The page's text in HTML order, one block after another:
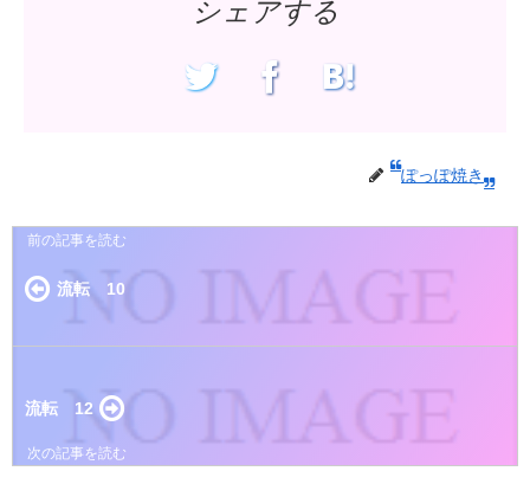
シェアする
ぽっぽ焼き
流転 10
流転 12